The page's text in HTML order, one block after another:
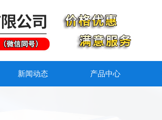
新闻动态 产品中心